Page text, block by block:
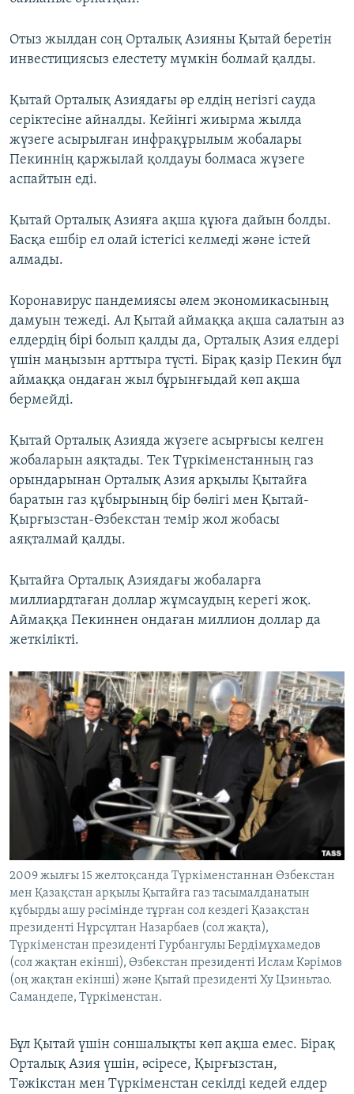
Отыз жылдан соң Орталық Азияны Қытай беретін
инвестициясыз елестету мүмкін болмай қалды.
Қытай Орталық Азиядағы әр елдің негізгі сауда
серіктесіне айналды. Кейінгі жиырма жылда
жүзеге асырылған инфрақұрылым жобалары
Пекиннің қаржылай қолдауы болмаса жүзеге
аспайтын еді.
Қытай Орталық Азияға ақша құюға дайын болды.
Басқа ешбір ел олай істегісі келмеді және істей
алмады.
Коронавирус пандемиясы әлем экономикасының
дамуын тежеді. Ал Қытай аймаққа ақша салатын аз
елдердің бірі болып қалды да, Орталық Азия елдері
үшін маңызын арттыра түсті. Бірақ қазір Пекин бұл
аймаққа ондаған жыл бұрынғыдай көп ақша
бермейді.
Қытай Орталық Азияда жүзеге асырғысы келген
жобаларын аяқтады. Тек Түркіменстанның газ
орындарынан Орталық Азия арқылы Қытайға
баратын газ құбырының бір бөлігі мен Қытай-
Қырғызстан-Өзбекстан темір жол жобасы
аяқталмай қалды.
Қытайға Орталық Азиядағы жобаларға
миллиардтаған доллар жұмсаудың керегі жоқ.
Аймаққа Пекиннен ондаған миллион доллар да
жеткілікті.
2009 жылғы 15 желтоқсанда Түркіменстаннан Өзбекстан
мен Қазақстан арқылы Қытайға газ тасымалданатын
құбырды ашу рәсімінде тұрған сол кездегі Қазақстан
президенті Нұрсұлтан Назарбаев (сол жақта),
Түркіменстан президенті Гурбангулы Бердімұхамедов
(сол жақтан екінші), Өзбекстан президенті Ислам Кәрімов
(оң жақтан екінші) және Қытай президенті Ху Цзиньтао.
Самандепе, Түркіменстан.
Бұл Қытай үшін соншалықты көп ақша емес. Бірақ
Орталық Азия үшін, әсіресе, Қырғызстан,
Тәжікстан мен Түркіменстан секілді кедей елдер